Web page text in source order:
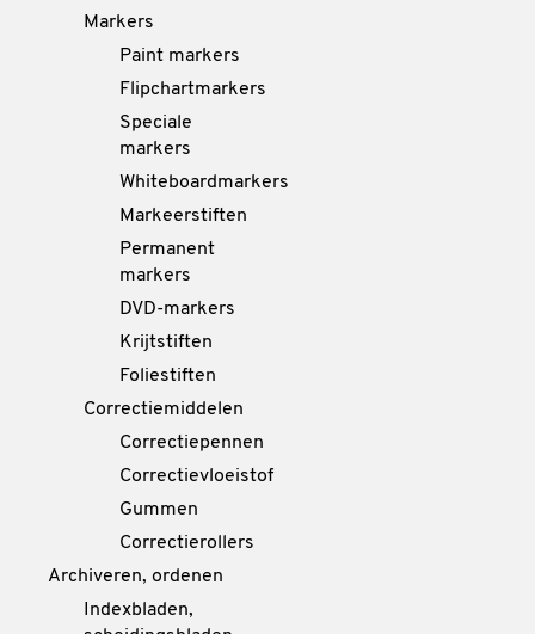
Markers
Paint markers
Flipchartmarkers
Speciale
markers
Whiteboardmarkers
Markeerstiften
Permanent
markers
DVD-markers
Krijtstiften
Foliestiften
Correctiemiddelen
Correctiepennen
Correctievloeistof
Gummen
Correctierollers
Archiveren, ordenen
Indexbladen,